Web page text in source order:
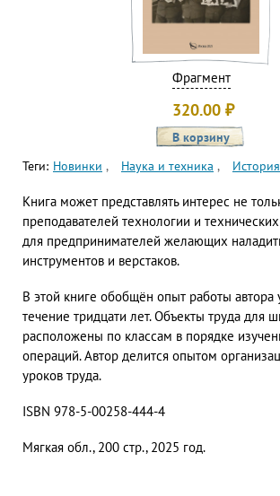
Фрагмент
320.00 ₽
Теги: Новинки Наука и техника История
Книга может представлять интерес не
преподавателей технологии и
для предпринимателей желающих
инструментов и верстаков.
В этой книге обобщён опыт работы автора
течение тридцати лет. Объекты труда для
расположены по классам в порядке
операций. Автор делится опытом
уроков труда.
ISBN 978-5-00258-444-4
Мягкая обл., 200 стр., 2025 год.